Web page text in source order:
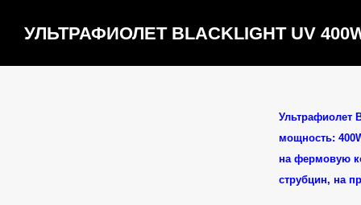
УЛЬТРАФИОЛЕТ BLACKLIGHT UV
Ультрафиолет
мощность:
на фермовую
струбцин, на